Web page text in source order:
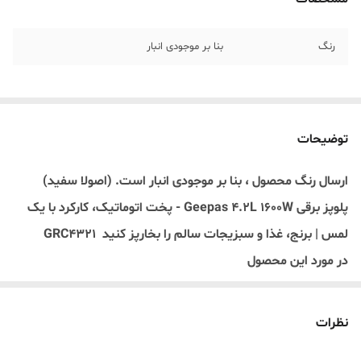
رنگ بنا بر موجودی انبار
توضیحات
ارسال رنگ محصول ، بنا بر موجودی انبار است. (اصولا سفید)
پلوپز برقی Geepas 4.2L 1600W - پخت اتوماتیک، کارکرد با یک
لمس | برنج، غذا و سبزیجات سالم را بخارپز کنید GRC4321
در مورد این محصول
و گرم نگه داشتن است. این به شما امکان می دهد نحوه تهیه برنج
نظرات